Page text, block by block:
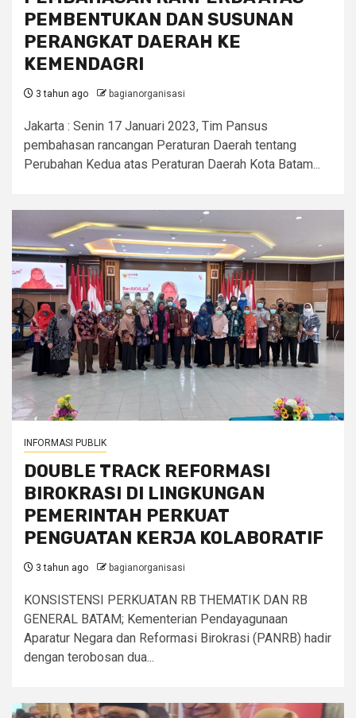
PEMBENTUKAN DAN SUSUNAN
PERANGKAT DAERAH KE
KEMENDAGRI
3 tahun ago bagianorganisasi
Jakarta : Senin 17 Januari 2023, Tim Pansus
pembahasan rancangan Peraturan Daerah tentang
Perubahan Kedua atas Peraturan Daerah Kota Batam...
INFORMASI PUBLIK
DOUBLE TRACK REFORMASI
BIROKRASI DI LINGKUNGAN
PEMERINTAH PERKUAT
PENGUATAN KERJA KOLABORATIF
3 tahun ago bagianorganisasi
KONSISTENSI PERKUATAN RB THEMATIK DAN RB
GENERAL BATAM; Kementerian Pendayagunaan
Aparatur Negara dan Reformasi Birokrasi (PANRB) hadir
dengan terobosan dua...